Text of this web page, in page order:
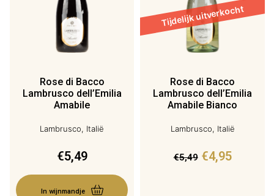
Rose di Bacco
Lambrusco dell’Emilia
Amabile
Lambrusco, Italië
€5,49
In wijnmandje
Rose di Bacco
Lambrusco dell’Emilia
Amabile Bianco
Lambrusco, Italië
€5,49 €4,95